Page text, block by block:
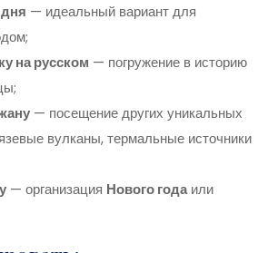
— идеальный вариант для
на русском — погружение в историю
— посещение других уникальных
вулканы, термальные источники
— организация Нового годаили